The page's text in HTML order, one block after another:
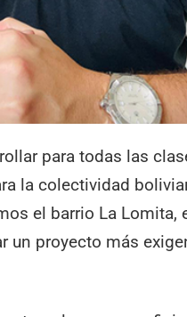
para todas las
la colectividad
el barrio La Lomita,
un proyecto más